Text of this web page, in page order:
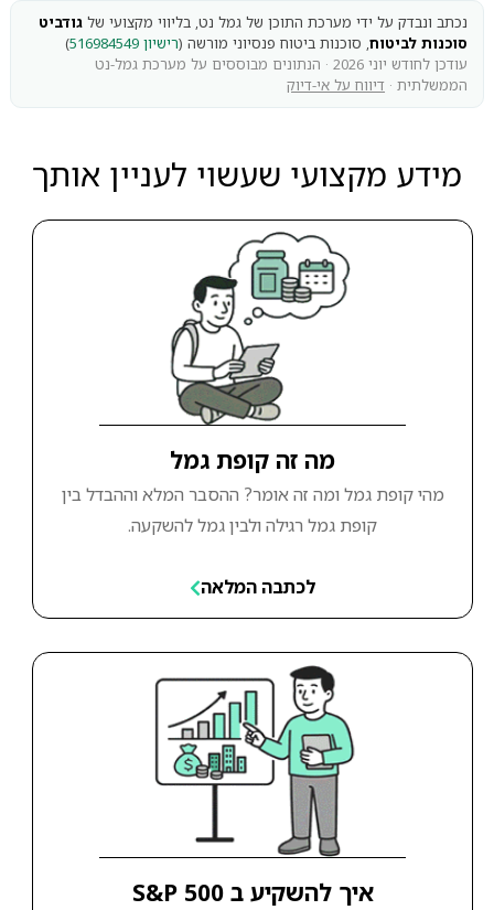
נכתב ונבדק על ידי מערכת התוכן של גמל נט, בליווי מקצועי של גודביט
סוכנות לביטוח, סוכנות ביטוח פנסיוני מורשה (רישיון 516984549
)
עודכן לחודש יוני 2026 · הנתונים מבוססים על מערכת גמל-נט
הממשלתית · דיווח על אי-דיוק
מידע מקצועי שעשוי לעניין אותך
מה זה קופת גמל
מהי קופת גמל ומה זה אומר? ההסבר המלא וההבדל בין
קופת גמל רגילה ולבין גמל להשקעה.
לכתבה המלאה
איך להשקיע ב S&P 500